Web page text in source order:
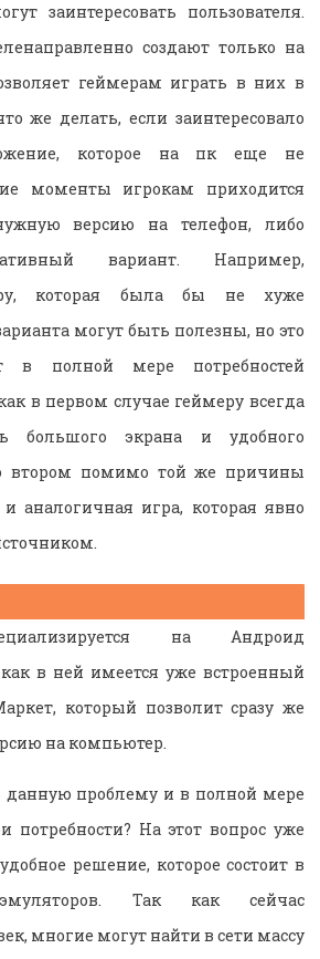
заинтересовать пользователя.
создают только на
геймерам играть в них в
же делать, если заинтересовало
которое на пк еще не
моменты игрокам приходится
версию на телефон, либо
вариант. Например,
которая была бы не хуже
могут быть полезны, но это
в полной мере потребностей
в первом случае геймеру всегда
большого экрана и удобного
втором помимо той же причины
аналогичная игра, которая явно
на Андроид
в ней имеется уже встроенный
который позволит сразу же
на компьютер.
данную проблему и в полной мере
потребности? На этот вопрос уже
решение, которое состоит в
эмуляторов. Так как сейчас
многие могут найти в сети массу